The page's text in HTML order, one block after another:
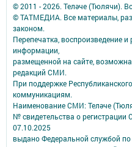
© 2011 - 2026. Теләче (Тюлячи).
© ТАТМЕДИА. Все материалы,
законом.
Перепечатка, воспроизведение
информации,
размещенной на сайте,
редакций СМИ.
При поддержке
коммуникациям.
Наименование СМИ: Теләче
№ свидетельства о
07.10.2025
выдано Федеральной службой по